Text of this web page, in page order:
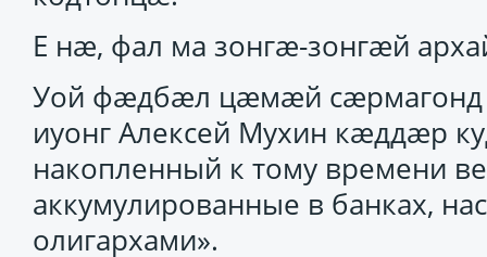
Е нӕ, фал ма зонгӕ-зонгӕй
Уой фӕдбӕл цӕмӕй сӕрмагонд
иуонг Алексей Мухин кӕддӕр
накопленный к тому времени
аккумулированные в банках,
олигархами».